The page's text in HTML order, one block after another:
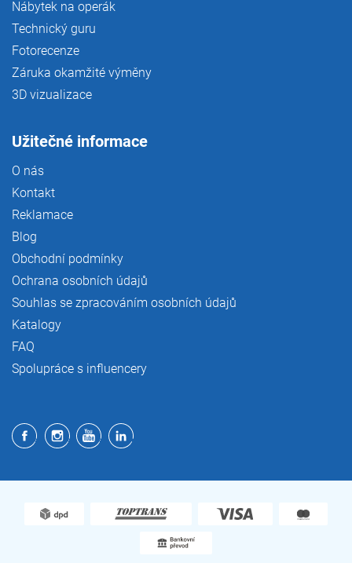
Nábytek na operák
Technický guru
Fotorecenze
Záruka okamžité výměny
3D vizualizace
Užitečné informace
O nás
Kontakt
Reklamace
Blog
Obchodní podmínky
Ochrana osobních údajů
Souhlas se zpracováním osobních údajů
Katalogy
FAQ
Spolupráce s influencery